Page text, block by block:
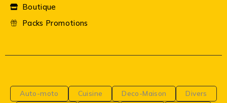
Boutique
Packs Promotions
Auto-moto Cuisine Deco-Maison
Divers